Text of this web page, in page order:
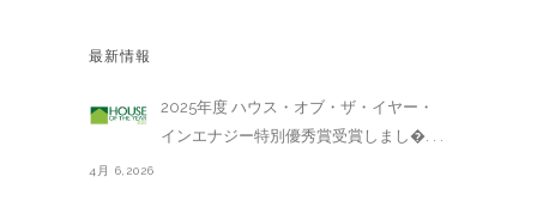
最新情報
2025年度 ハウス・オブ・ザ・イヤー・
インエナジー特別優秀賞受賞しまし�. . .
4月 6,2026